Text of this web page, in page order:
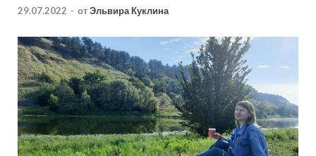
29.07.2022 - отЭльвира Куклина